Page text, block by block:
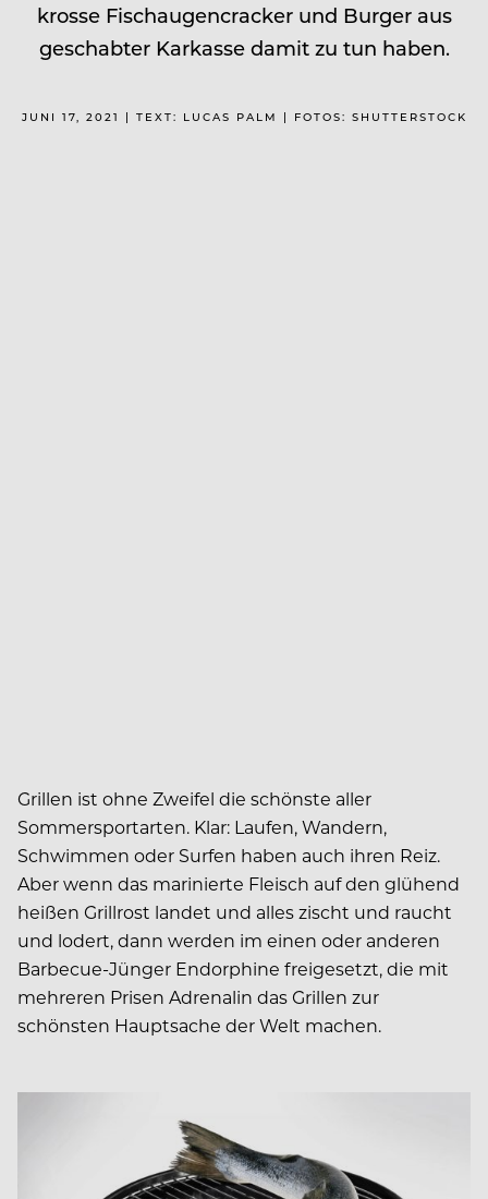
krosse Fischaugencracker und Burger aus
geschabter Karkasse damit zu tun haben.
JUNI 17, 2021 | TEXT: LUCAS PALM | FOTOS: SHUTTERSTOCK
Grillen ist ohne Zweifel die schönste aller
Sommersportarten. Klar: Laufen, Wandern,
Schwimmen oder Surfen haben auch ihren Reiz.
Aber wenn das marinierte Fleisch auf den glühend
heißen Grillrost landet und alles zischt und raucht
und lodert, dann werden im einen oder anderen
Barbecue-Jünger Endorphine freigesetzt, die mit
mehreren Prisen Adrenalin das Grillen zur
schönsten Hauptsache der Welt machen.